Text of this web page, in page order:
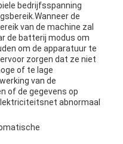
bedrijfsspanning
de
van de machine zal
de batterij modus om
om de apparatuur te
zorgen dat ze niet
of te lage
van de
of de gegevens op
abnormaal